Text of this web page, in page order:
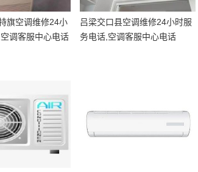
旗空调维修24小
调客服中心电话
吕梁交口县空调维修24小时服
务电话,空调客服中心电话